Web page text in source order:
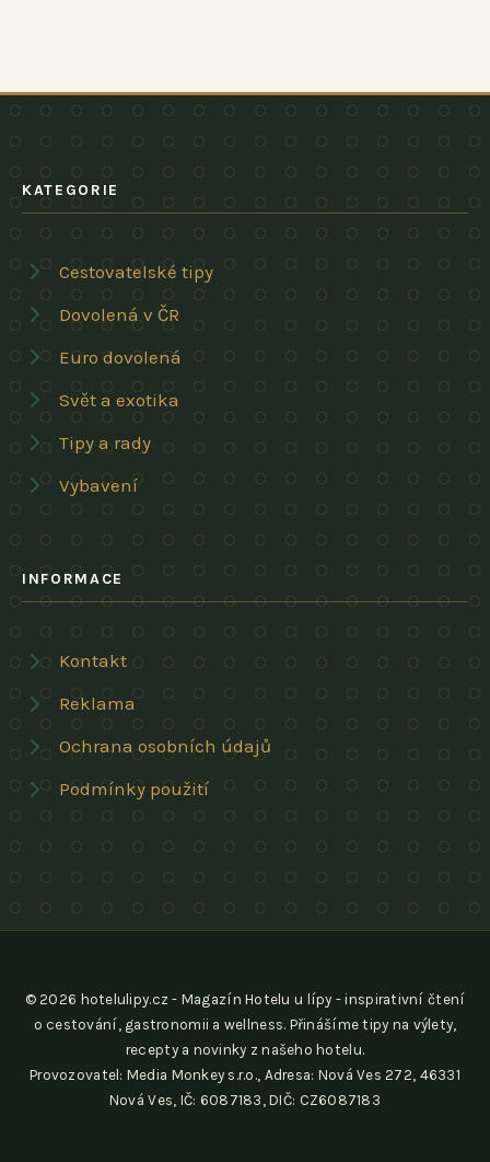
KATEGORIE
Cestovatelské tipy
Dovolená v ČR
Euro dovolená
Svět a exotika
Tipy a rady
Vybavení
INFORMACE
Kontakt
Reklama
Ochrana osobních údajů
Podmínky použití
© 2026 hotelulipy.cz - Magazín Hotelu u lípy - inspirativní čtení
o cestování, gastronomii a wellness. Přinášíme tipy na výlety,
recepty a novinky z našeho hotelu.
Provozovatel: Media Monkey s.r.o., Adresa: Nová Ves 272, 46331
Nová Ves, IČ: 6087183, DIČ: CZ6087183